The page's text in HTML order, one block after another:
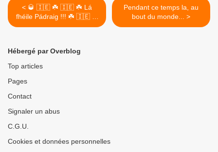
< 🥃 🇮🇪 ☘️ 🇮🇪 ☘️ Lá
fhéile Pádraig !!! ☘️ 🇮🇪 ☘️
🇮🇪 🍻
Pendant ce temps la, au
bout du monde... >
Hébergé par Overblog
Top articles
Pages
Contact
Signaler un abus
C.G.U.
Cookies et données personnelles